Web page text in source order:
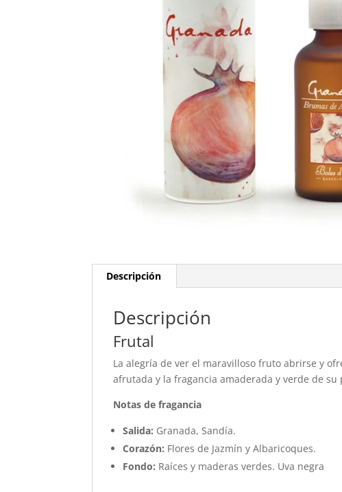
Descripción
Descripción
Frutal
La alegría de ver el maravilloso fruto abrirse y
afrutada y la fragancia amaderada y verde de su
Notas de fragancia
Salida: Granada, Sandía.
Corazón: Flores de Jazmín y Albaricoques.
Fondo: Raíces y maderas verdes. Uva negra